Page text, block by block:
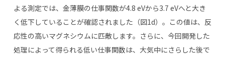
よる測定では、金薄膜の仕事関数が4.8 eVから3.7 eVへと大き
く低下していることが確認されました（図1d）。この値は、反
応性の高いマグネシウムに匹敵します。さらに、今回開発した
処理によって得られる低い仕事関数は、大気中にさらした後で